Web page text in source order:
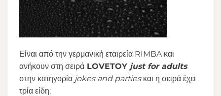
Είναι από την γερμανική εταιρεία RIMBA και
ανήκουν στη σειρά LOVETOY just for adults
στην κατηγορία jokes and partiesκαι η σειρά έχει
τρία είδη: